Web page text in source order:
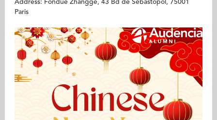
Address: Fondue Zhangge, 43 Bd de Sébastopol, 75001
Paris